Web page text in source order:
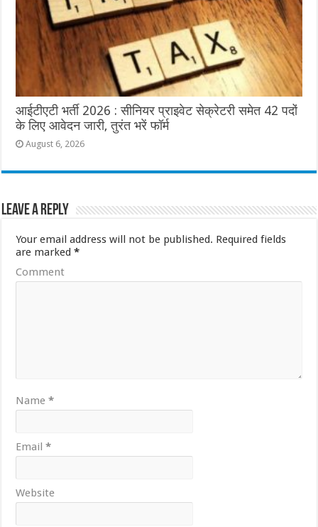
आईटीएटी भर्ती 2026 : सीनियर प्राइवेट सेक्रेटरी समेत 42 पदों
के लिए आवेदन जारी, तुरंत भरें फॉर्म
August 6, 2026
Leave a Reply
Your email address will not be published. Required fields
are marked*
Comment
Name*
Email*
Website